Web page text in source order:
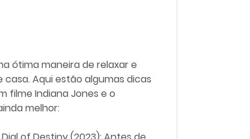
Aqui estão algumas dicas
filme Indiana Jones e o
melhor: